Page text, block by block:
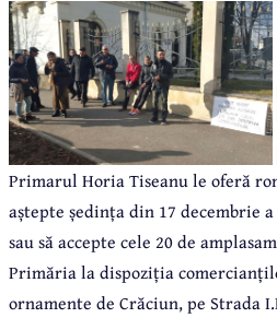
Primarul Horia Tiseanu le oferă
aștepte ședința din 17 decembrie
sau să accepte cele 20 de
Primăria la dispoziția
ornamente de Crăciun, pe Strada